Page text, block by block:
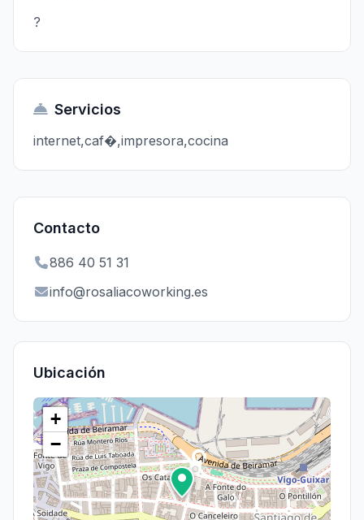
?
Servicios
internet,caf�,impresora,cocina
Contacto
886 40 51 31
info@rosaliacoworking.es
Ubicación
+
−